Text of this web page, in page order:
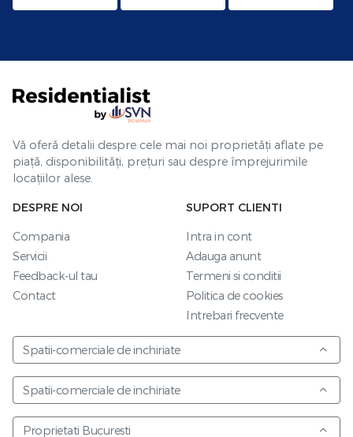
Vă oferă detalii despre cele mai noi proprietăți aflate pe
piață, disponibilități, prețuri sau despre împrejurimile
locațiilor alese.
DESPRE NOI
Compania
Servicii
Feedback-ul tau
Contact
SUPORT CLIENTI
Intra in cont
Adauga anunt
Termeni si conditii
Politica de cookies
Intrebari frecvente
Spatii-comerciale de inchiriate
Spatii-comerciale de inchiriate
Proprietati Bucuresti